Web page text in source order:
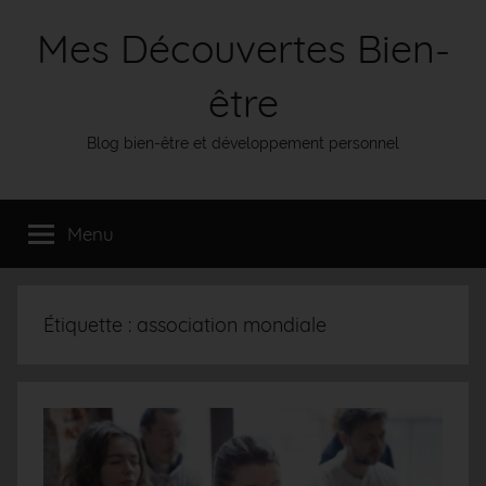
Mes Découvertes Bien-
être
Blog bien-être et développement personnel
Menu
Étiquette : association mondiale